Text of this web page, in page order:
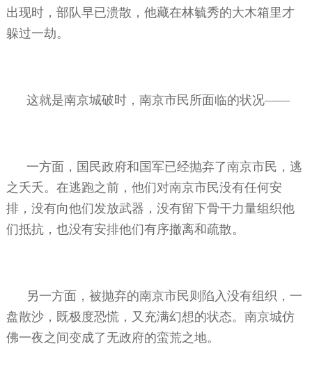
出现时，部队早已溃散，他藏在林毓秀的大木箱里才
躲过一劫。
这就是南京城破时，南京市民所面临的状况——
一方面，国民政府和国军已经抛弃了南京市民，逃
之夭夭。在逃跑之前，他们对南京市民没有任何安
排，没有向他们发放武器，没有留下骨干力量组织他
们抵抗，也没有安排他们有序撤离和疏散。
另一方面，被抛弃的南京市民则陷入没有组织，一
盘散沙，既极度恐慌，又充满幻想的状态。南京城仿
佛一夜之间变成了无政府的蛮荒之地。